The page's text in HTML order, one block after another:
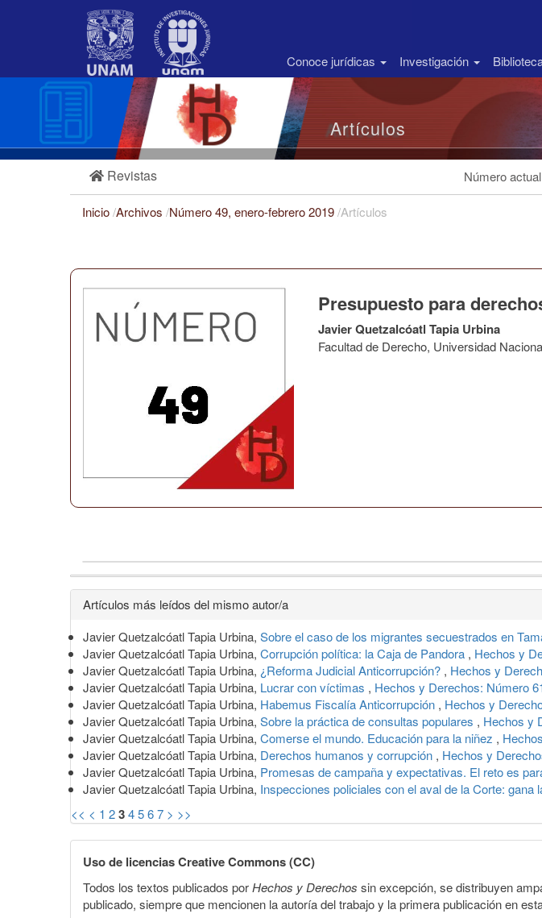
Barra
Conoce jurídicas Investigación
Artículos
Revistas Número actual
Inicio/Archivos /Número 49, enero-febrero 2019/Artículos
Presupuesto para
Javier Quetzalcóatl Tapia Urbina
Facultad de Derecho, Universidad
Detalles
del
artículo
Artículos más leídos del mismo autor/a
Javier Quetzalcóatl Tapia Urbina, Sobre el caso de los migrantes secuestrados en
Javier Quetzalcóatl Tapia Urbina, Corrupción política: la Caja de Pandora , Hechos y
Javier Quetzalcóatl Tapia Urbina, ¿Reforma Judicial Anticorrupción? , Hechos y
Javier Quetzalcóatl Tapia Urbina, Lucrar con víctimas , Hechos y Derechos: Número
Javier Quetzalcóatl Tapia Urbina, Habemus Fiscalía Anticorrupción , Hechos y
Javier Quetzalcóatl Tapia Urbina, Sobre la práctica de consultas populares , Hechos y
Javier Quetzalcóatl Tapia Urbina, Comerse el mundo. Educación para la niñez ,
Javier Quetzalcóatl Tapia Urbina, Derechos humanos y corrupción , Hechos y
Javier Quetzalcóatl Tapia Urbina, Promesas de campaña y expectativas. El reto es
Javier Quetzalcóatl Tapia Urbina, Inspecciones policiales con el aval de la Corte:
<< < 1 234567 > >>
Uso de licencias Creative Commons (CC)
Todos los textos publicados porHechos y Derechos sin excepción, se distribuyen
publicado, siempre que mencionen la autoría del trabajo y la primera publicación en